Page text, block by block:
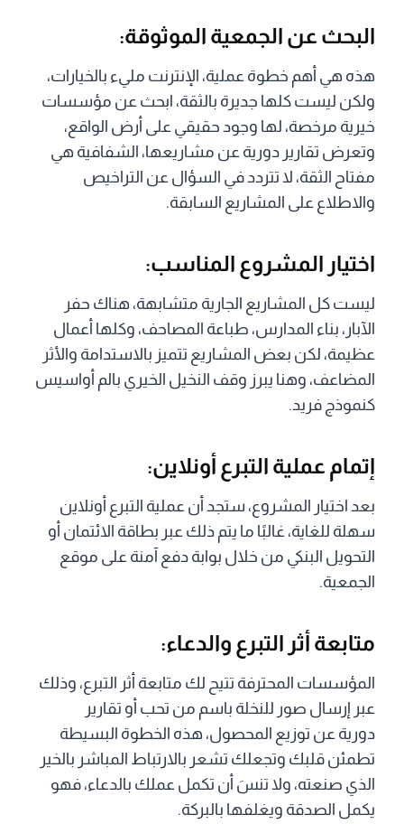
البحث عن الجمعية الموثوقة:
هذه هي أهم خطوة عملية، الإنترنت مليء بالخيارات،
ولكن ليست كلها جديرة بالثقة، ابحث عن مؤسسات
خيرية مرخصة، لها وجود حقيقي على أرض الواقع،
وتعرض تقارير دورية عن مشاريعها، الشفافية هي
مفتاح الثقة، لا تتردد في السؤال عن التراخيص
والاطلاع على المشاريع السابقة.
اختيار المشروع المناسب:
ليست كل المشاريع الجارية متشابهة، هناك حفر
الآبار، بناء المدارس، طباعة المصاحف، وكلها أعمال
عظيمة، لكن بعض المشاريع تتميز بالاستدامة والأثر
المضاعف، وهنا يبرز وقف النخيل الخيري بالم أواسيس
كنموذج فريد.
إتمام عملية التبرع أونلاين:
بعد اختيار المشروع، ستجد أن عملية التبرع أونلاين
سهلة للغاية، غالبًا ما يتم ذلك عبر بطاقة الائتمان أو
التحويل البنكي من خلال بوابة دفع آمنة على موقع
الجمعية.
متابعة أثر التبرع والدعاء:
المؤسسات المحترفة تتيح لك متابعة أثر التبرع، وذلك
عبر إرسال صور للنخلة باسم من تحب أو تقارير
دورية عن توزيع المحصول، هذه الخطوة البسيطة
تطمئن قلبك وتجعلك تشعر بالارتباط المباشر بالخير
الذي صنعته، ولا تنسَ أن تكمل عملك بالدعاء، فهو
يكمل الصدقة ويغلفها بالبركة.